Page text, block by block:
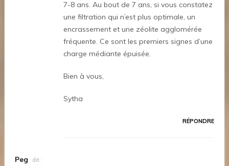
7-8 ans. Au bout de 7 ans, si vous constatez
une filtration qui n’est plus optimale, un
encrassement et une zéolite agglomérée
fréquente. Ce sont les premiers signes d’une
charge médiante épuisée.
Bien à vous,
Sytha
RÉPONDRE
Peg
dit :